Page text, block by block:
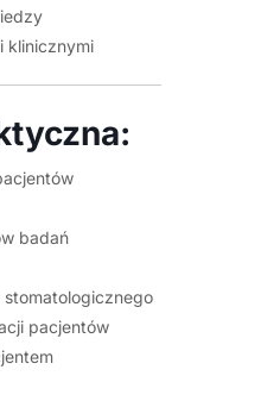
klinicznymi
badań
stomatologicznego
pacjentów